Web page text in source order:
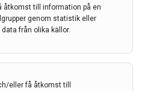
åtkomst till information på en
genom statistik eller
från olika källor.
eller få åtkomst till
,Kliniken i Fokus,
bevis på individuellt